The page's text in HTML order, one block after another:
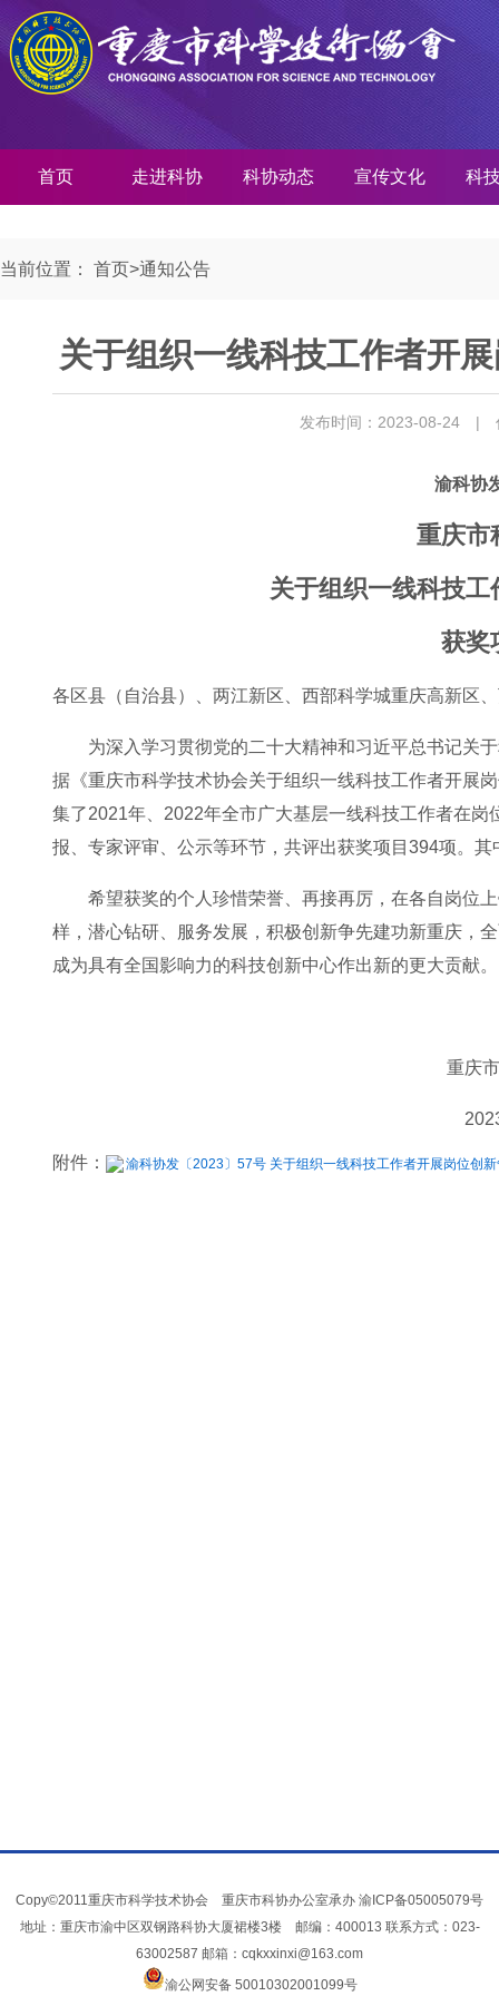
首页 走进科协 科协动态 宣传文化 科
当前位置： 首页>通知公告
关于组织一线科技工作者开
发布时间：2023-08-24 |
渝科协
重庆市
关于组织一线科技
获奖
各区县（自治县）、两江新区、西部科学城重庆高新区
为深入学习贯彻党的二十大精神和习近平总书记关
据《重庆市科学技术协会关于组织一线科技工作者开展
集了2021年、2022年全市广大基层一线科技工作者在
报、专家评审、公示等环节，共评出获奖项目394项。
希望获奖的个人珍惜荣誉、再接再厉，在各自岗位
样，潜心钻研、服务发展，积极创新争先建功新重庆，
成为具有全国影响力的科技创新中心作出新的更大贡献。
重庆
附件： 渝科协发〔2023〕57号 关于组织一线科技工作者开展岗位创
Copy©2011重庆市科学技术协会 重庆市科协办公室承办 渝ICP备05005079号
地址：重庆市渝中区双钢路科协大厦裙楼3楼 邮编：400013 联系方式：023-
63002587 邮箱：cqkxxinxi@163.com
渝公网安备 50010302001099号